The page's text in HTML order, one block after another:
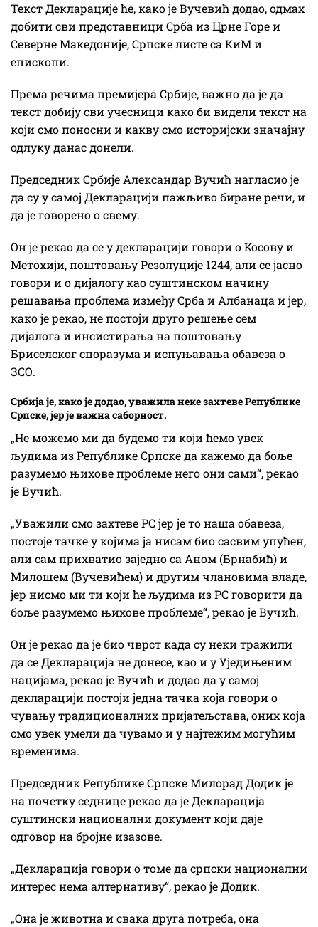
Текст Декларације ће, како је Вучевић додао, одмах
добити сви представници Срба из Црне Горе и
Северне Македоније, Српске листе са КиМ и
епископи.
Према речима премијера Србије, важно да је да
текст добију сви учесници како би видели текст на
који смо поносни и какву смо историјски значајну
одлуку данас донели.
Председник Србије Александар Вучић нагласио је
да су у самој Декларацији пажљиво биране речи, и
да је говорено о свему.
Он је рекао да се у декларацији говори о Косову и
Метохији, поштовању Резолуције 1244, али се јасно
говори и о дијалогу као суштинском начину
решавања проблема између Срба и Албанаца и јер,
како је рекао, не постоји друго решење сем
дијалога и инсистирања на поштовању
Бриселског споразума и испуњавања обавеза о
ЗСО.
Србија је, како је додао, уважила неке захтеве Републике
Српске, јер је важна саборност.
„Не можемо ми да будемо ти који ћемо увек
људима из Републике Српске да кажемо да боље
разумемо њихове проблеме него они сами“, рекао
је Вучић.
„Уважили смо захтеве РС јер је то наша обавеза,
постоје тачке у којима ја нисам био сасвим упућен,
али сам прихватио заједно са Аном (Брнабић) и
Милошем (Вучевићем) и другим члановима владе,
јер нисмо ми ти који ће људима из РС говорити да
боље разумемо њихове проблеме“, рекао је Вучић.
Он је рекао да је био чврст када су неки тражили
да се Декларација не донесе, као и у Уједињеним
нацијама, рекао је Вучић и додао да у самој
декларацији постоји једна тачка која говори о
чувању традиционалних пријатељстава, оних која
смо увек умели да чувамо и у најтежим могућим
временима.
Председник Републике Српске Милорад Додик је
на почетку седнице рекао да је Декларација
суштински национални документ који даје
одговор на бројне изазове.
„Декларација говори о томе да српски национални
интерес нема алтернативу“, рекао је Додик.
„Она је животна и свака друга потреба, она